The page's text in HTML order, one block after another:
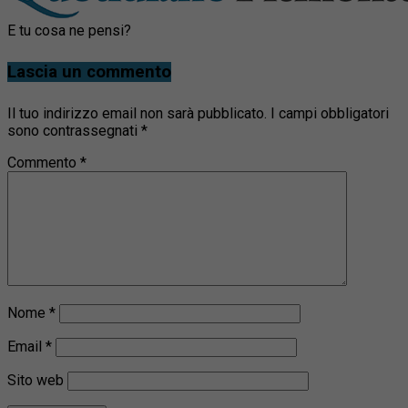
E tu cosa ne pensi?
Lascia un commento
Il tuo indirizzo email non sarà pubblicato. I campi obbligatori
sono contrassegnati *
Commento *
Nome *
Email *
Sito web